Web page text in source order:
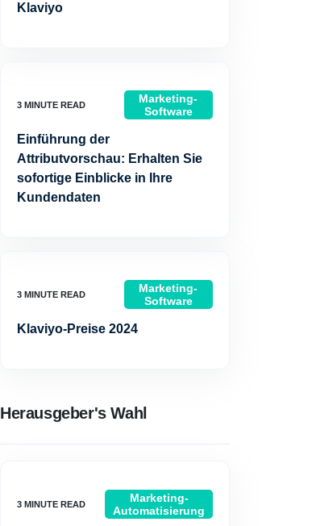
Klaviyo
Marketing-
Software
Einführung der
Attributvorschau: Erhalten Sie
sofortige Einblicke in Ihre
Kundendaten
Marketing-
Software
Klaviyo-Preise 2024
Herausgeber's Wahl
Marketing-
Automatisierung